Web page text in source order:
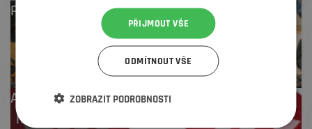
Profesionální záruční
i pozáruční servis
Až 4 % cashback
na další nákup
PŘIJMOUT VŠE
ODMÍTNOUT VŠE
ZOBRAZIT PODROBNOSTI